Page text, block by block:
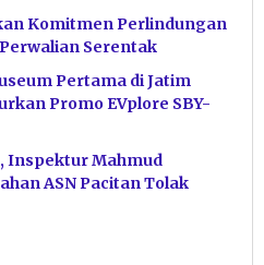
Komitmen Perlindungan
Serentak
Pertama di Jatim
Promo EVplore SBY-
Inspektur Mahmud
ASN Pacitan Tolak